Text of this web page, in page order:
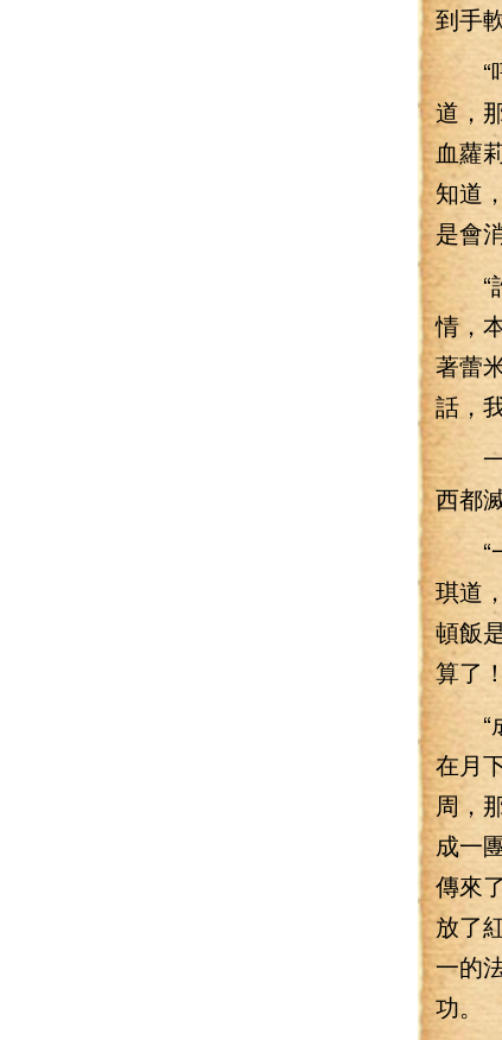
到手
“哼
道，
血蘿
知道
是會
“誰
情，
著蕾
話，
一
西都
“一
琪道
頓飯
算了
“成
在月
周，
成一
傳來
放了
一的
功。